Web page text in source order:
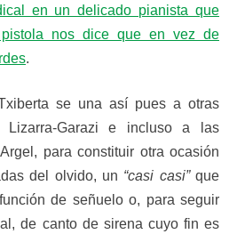
en un delicado pianista que
nos dice que en vez de
.
se una así pues a otras
Lizarra-Garazi e incluso a las
para constituir otra ocasión
del olvido, un “casi casi”que
de señuelo o, para seguir
de canto de sirena cuyo fin es